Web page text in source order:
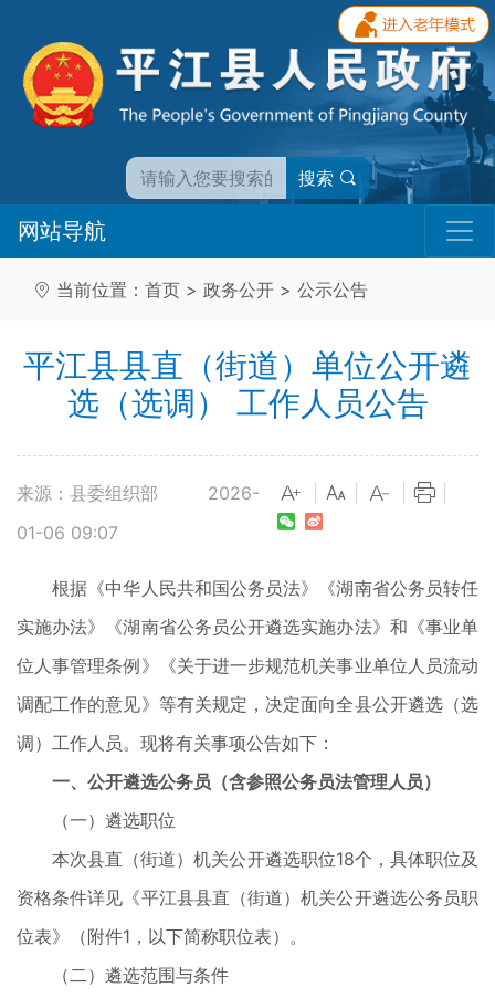
搜索
网站导航
当前位置： 首页 > 政务公开 > 公示公告
平江县县直（街道）单位公开遴
选（选调） 工作人员公告
来源：县委组织部
2026-
01-06 09:07
根据《中华人民共和国公务员法》《湖南省公务员转任
实施办法》《湖南省公务员公开遴选实施办法》和《事业单
位人事管理条例》《关于进一步规范机关事业单位人员流动
调配工作的意见》等有关规定，决定面向全县公开遴选（选
调）工作人员。现将有关事项公告如下：
一、公开遴选公务员（含参照公务员法管理人员）
（一）遴选职位
本次县直（街道）机关公开遴选职位18个，具体职位及
资格条件详见《平江县县直（街道）机关公开遴选公务员职
位表》（附件1，以下简称职位表）。
（二）遴选范围与条件